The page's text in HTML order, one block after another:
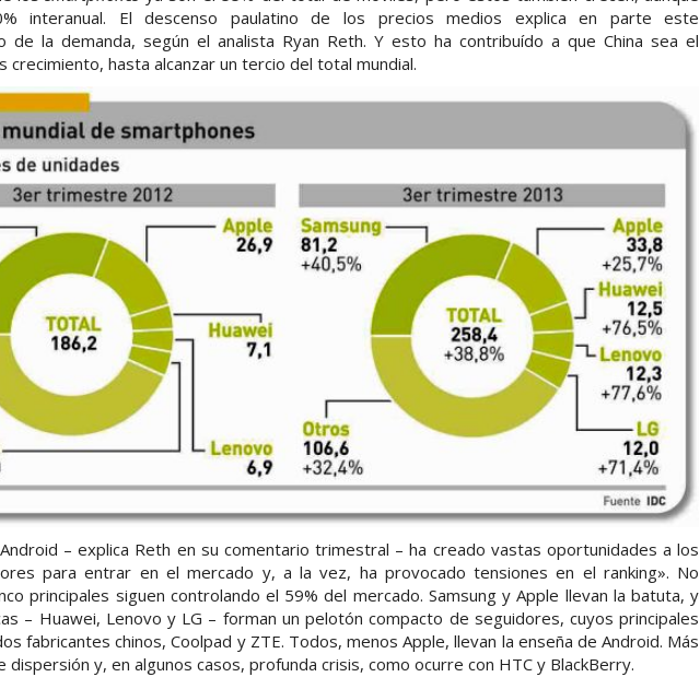
interanual. El descenso paulatino de los precios medios explica en parte este
de la demanda, según el analista Ryan Reth. Y esto ha contribuído a que China sea el
crecimiento, hasta alcanzar un tercio del total mundial.
– explica Reth en su comentario trimestral – ha creado vastas oportunidades a los
para entrar en el mercado y, a la vez, ha provocado tensiones en el ranking». No
principales siguen controlando el 59% del mercado. Samsung y Apple llevan la batuta, y
– Huawei, Lenovo y LG – forman un pelotón compacto de seguidores, cuyos principales
fabricantes chinos, Coolpad y ZTE. Todos, menos Apple, llevan la enseña de Android. Más
dispersión y, en algunos casos, profunda crisis, como ocurre con HTC y BlackBerry.